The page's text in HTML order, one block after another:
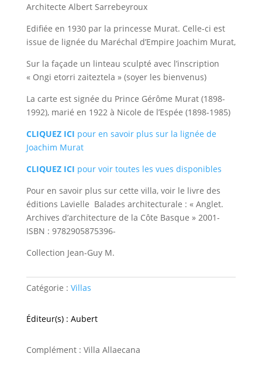
Architecte Albert Sarrebeyroux
Edifiée en 1930 par la princesse Murat. Celle-ci est
issue de lignée du Maréchal d’Empire Joachim Murat,
Sur la façade un linteau sculpté avec l’inscription
« Ongi etorri zaiteztela » (soyer les bienvenus)
La carte est signée du Prince Gérôme Murat (1898-
1992), marié en 1922 à Nicole de l’Espée (1898-1985)
CLIQUEZ ICI pour en savoir plus sur la lignée de
Joachim Murat
CLIQUEZ ICI pour voir toutes les vues disponibles
Pour en savoir plus sur cette villa, voir le livre des
éditions Lavielle Balades architecturale : « Anglet.
Archives d’architecture de la Côte Basque » 2001-
ISBN : 9782905875396-
Collection Jean-Guy M.
Catégorie : Villas
Éditeur(s) : Aubert
Complément : Villa Allaecana